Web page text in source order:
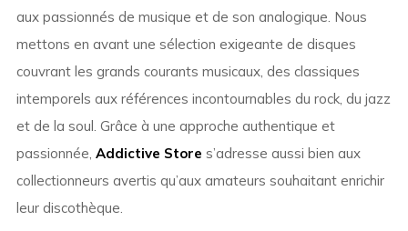
aux passionnés de musique et de son analogique. Nous
mettons en avant une sélection exigeante de disques
couvrant les grands courants musicaux, des classiques
intemporels aux références incontournables du rock, du jazz
et de la soul. Grâce à une approche authentique et
passionnée, Addictive Store s’adresse aussi bien aux
collectionneurs avertis qu’aux amateurs souhaitant enrichir
leur discothèque.